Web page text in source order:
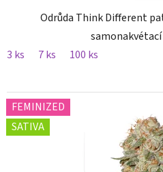
Odrůda Think Different
samonakvétací
3 ks
7 ks 100 ks
FEMINIZED
SATIVA